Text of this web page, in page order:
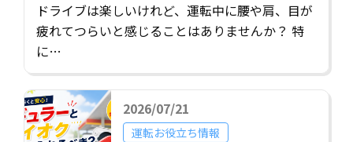
ドライブは楽しいけれど、運転中に腰や肩、目が
疲れてつらいと感じることはありませんか？ 特
に…
2026/07/21
運転お役立ち情報